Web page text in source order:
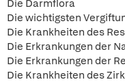
Die Darmflora
Die wichtigsten
Die Krankheiten des
Die Erkrankungen der
Die Erkrankungen der
Die Krankheiten des